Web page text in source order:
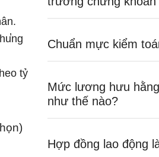
tỷ
Chuẩn mực kiểm
Mức lương hưu
như thế nào?
Hợp đồng lao động